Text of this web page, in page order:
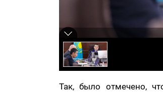
Так, было отмечено,